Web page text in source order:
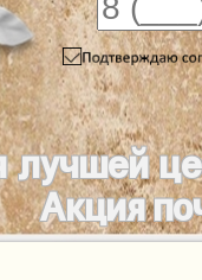
лучшей
Акция